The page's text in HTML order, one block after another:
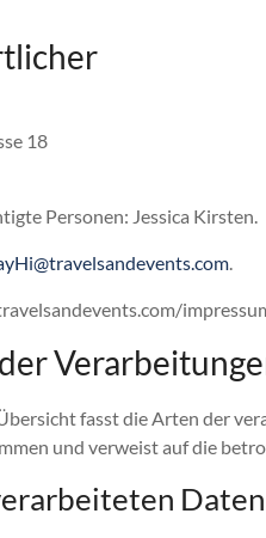
18
Personen: Jessica Kirsten.
.
fasst die Arten der
und verweist auf die
Daten